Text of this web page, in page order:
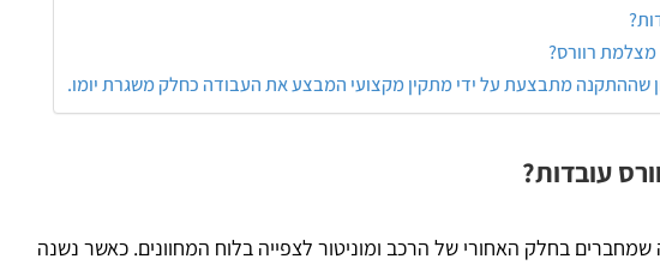
רוורס?
שההתקנה מתבצעת על ידי מתקין מקצועי המבצע את העבודה כחלק משגרת יומו.
עובדות?
בחלק האחורי של הרכב ומוניטור לצפייה בלוח המחוונים. כאשר נשנה